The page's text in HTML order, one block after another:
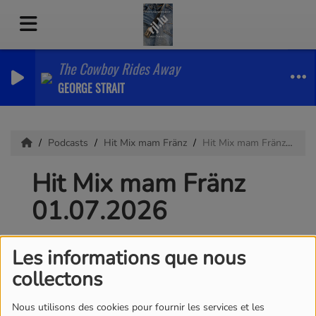
Les informations que nous
collectons
Nous utilisons des cookies pour fournir les services et les
The Cowboy Rides Away
GEORGE STRAIT
Podcasts Hit Mix mam Fränz Hit Mix mam Fränz 01.07.2026
Hit Mix mam Fränz
01.07.2026